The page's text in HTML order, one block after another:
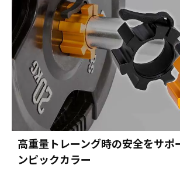
高重量トレーング時の安全をサポ
ンピックカラー